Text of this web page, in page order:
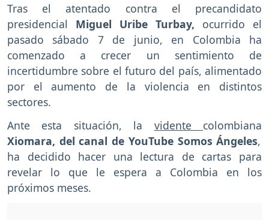
Tras el atentado contra el precandidato
presidencial Miguel Uribe Turbay, ocurrido el
pasado sábado 7 de junio, en Colombia ha
comenzado a crecer un sentimiento de
incertidumbre sobre el futuro del país, alimentado
por el aumento de la violencia en distintos
sectores.
Ante esta situación, la vidente colombiana
Xiomara, del canal de YouTube Somos Ángeles,
ha decidido hacer una lectura de cartas para
revelar lo que le espera a Colombia en los
próximos meses.